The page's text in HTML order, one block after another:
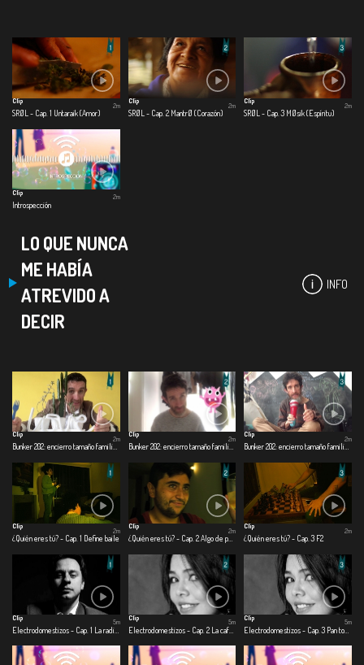
Clip
SRØL - Cap. 1 Untaraik (Amor)
2m
Clip
SRØL - Cap. 2 MantrØ (Corazón)
2m
Clip
SRØL - Cap. 3 MØsik (Espíritu)
2m
Clip
Introspección
2m
LO QUE NUNCA
ME HABÍA
ATREVIDO A
DECIR
INFO
Clip
Bunker 202: encierro tamaño familiar - Cap. 1 Día 1
2m
Clip
Bunker 202: encierro tamaño familiar - Cap. 2 Día 60
2m
Clip
Bunker 202: encierro tamaño familiar - Cap. 3 Día 120
2m
Clip
¿Quién eres tú? - Cap. 1 Define baile
2m
Clip
¿Quién eres tú? - Cap. 2 Algo de perspectiva
2m
Clip
¿Quién eres tú? - Cap. 3 F2
2m
Clip
5m
Clip
Electrodomestizos - Cap. 2 La cafetera del amor
5m
Clip
5m